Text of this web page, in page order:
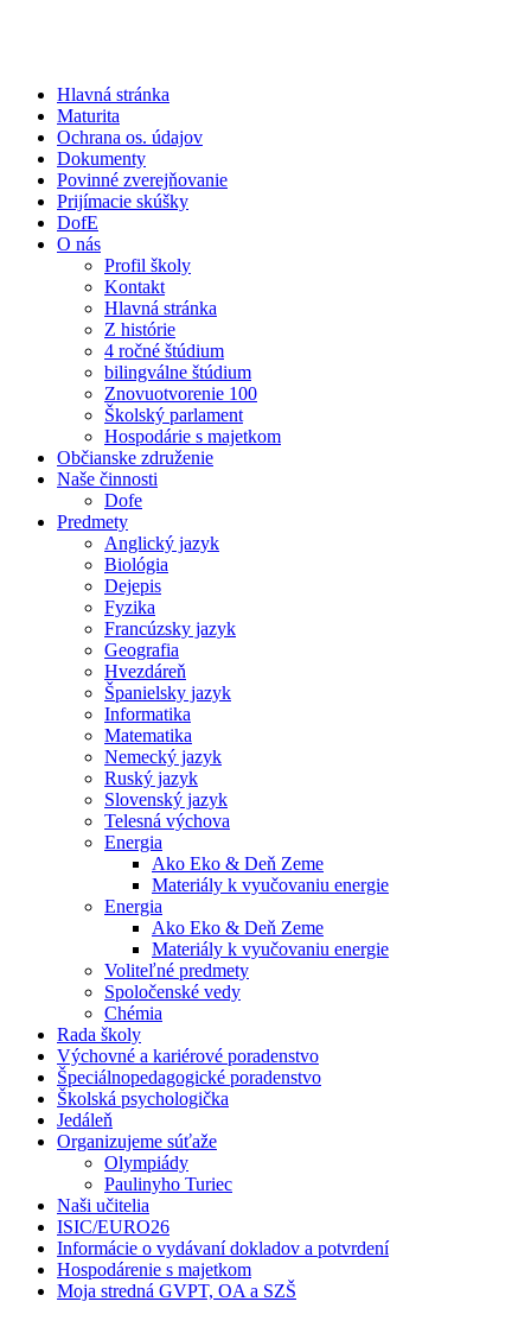
Hlavná stránka
Maturita
Ochrana os. údajov
Dokumenty
Povinné zverejňovanie
Prijímacie skúšky
DofE
O nás
Profil školy
Kontakt
Hlavná stránka
Z histórie
4 ročné štúdium
bilingválne štúdium
Znovuotvorenie 100
Školský parlament
Hospodárie s majetkom
Občianske združenie
Naše činnosti
Dofe
Predmety
Anglický jazyk
Biológia
Dejepis
Fyzika
Francúzsky jazyk
Geografia
Hvezdáreň
Španielsky jazyk
Informatika
Matematika
Nemecký jazyk
Ruský jazyk
Slovenský jazyk
Telesná výchova
Energia
Ako Eko & Deň Zeme
Materiály k vyučovaniu energie
Energia
Ako Eko & Deň Zeme
Materiály k vyučovaniu energie
Voliteľné predmety
Spoločenské vedy
Chémia
Rada školy
Výchovné a kariérové poradenstvo
Špeciálnopedagogické poradenstvo
Školská psychologička
Jedáleň
Organizujeme súťaže
Olympiády
Paulinyho Turiec
Naši učitelia
ISIC/EURO26
Informácie o vydávaní dokladov a potvrdení
Hospodárenie s majetkom
Moja stredná GVPT, OA a SZŠ